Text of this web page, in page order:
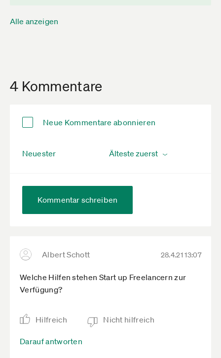
Alle anzeigen
4 Kommentare
Neue Kommentare abonnieren
Neuester
Kommentar schreiben
Albert Schott 28.4.21 13:07
Welche Hilfen stehen Start up Freelancern zur
Verfügung?
Hilfreich Nicht hilfreich
Darauf antworten